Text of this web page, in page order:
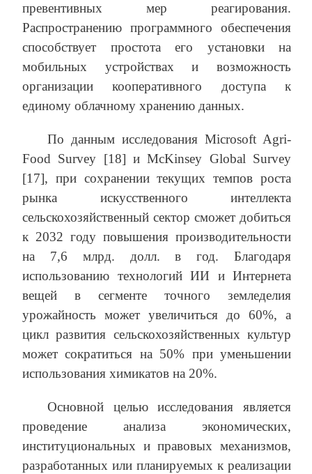
превентивных мер реагирования.
Распространению программного обеспечения
способствует простота его установки на
мобильных устройствах и возможность
организации кооперативного доступа к
единому облачному хранению данных.
По данным исследования Microsoft Agri-
Food Survey [18] и McKinsey Global Survey
[17], при сохранении текущих темпов роста
рынка искусственного интеллекта
сельскохозяйственный сектор сможет добиться
к 2032 году повышения производительности
на 7,6 млрд. долл. в год. Благодаря
использованию технологий ИИ и Интернета
вещей в сегменте точного земледелия
урожайность может увеличиться до 60%, а
цикл развития сельскохозяйственных культур
может сократиться на 50% при уменьшении
использования химикатов на 20%.
Основной целью исследования является
проведение анализа экономических,
институциональных и правовых механизмов,
разработанных или планируемых к реализации